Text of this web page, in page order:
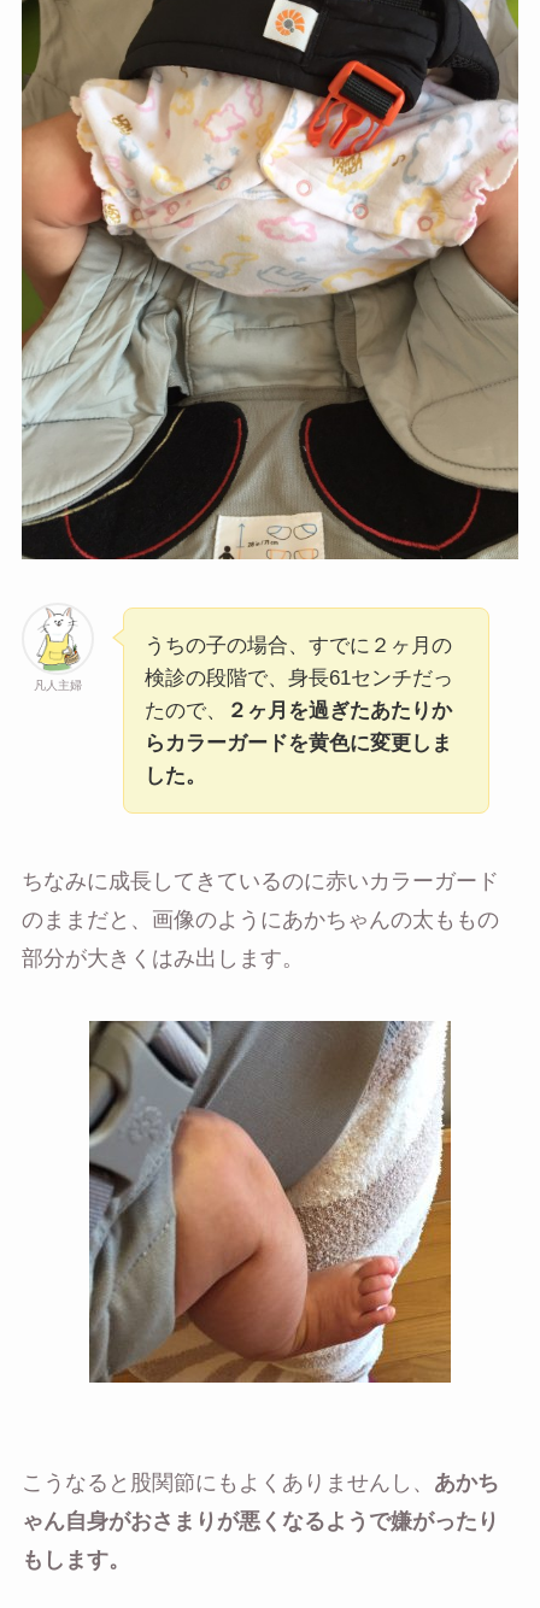
凡人主婦
うちの子の場合、すでに２ヶ月の
検診の段階で、身長61センチだっ
たので、
２ヶ月を過ぎたあたりか
らカラーガードを黄色に変更しま
した。
ちなみに成長してきているのに赤いカラーガード
のままだと、画像のようにあかちゃんの太ももの
部分が大きくはみ出します。
こうなると股関節にもよくありませんし、 あかち
ゃん自身がおさまりが悪くなるようで嫌がったり
もします。